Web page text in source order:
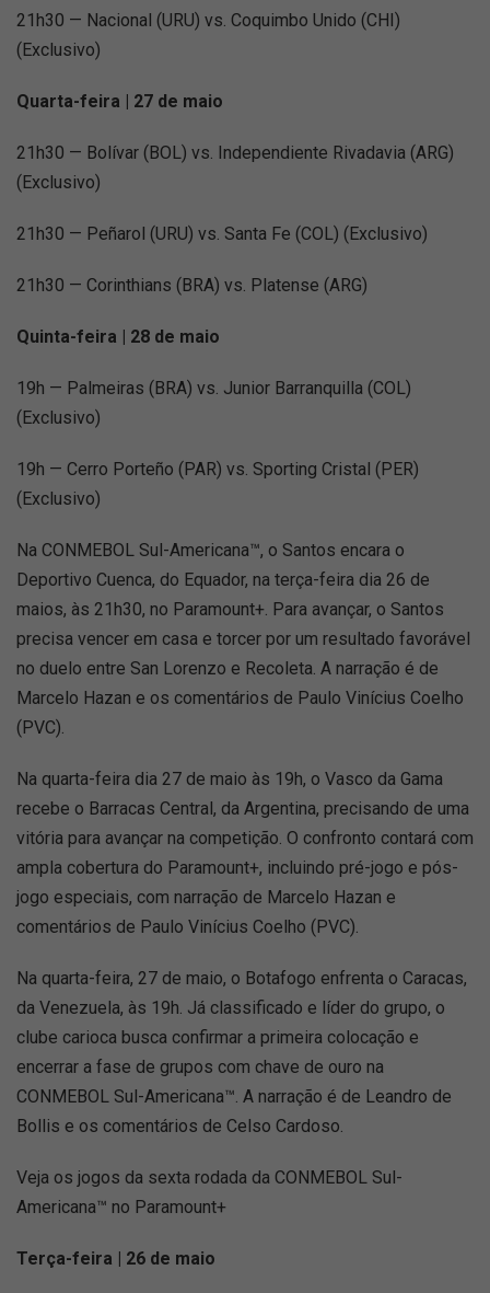
21h30 — Nacional (URU) vs. Coquimbo Unido (CHI)
(Exclusivo)
Quarta-feira | 27 de maio
21h30 — Bolívar (BOL) vs. Independiente Rivadavia (ARG)
(Exclusivo)
21h30 — Peñarol (URU) vs. Santa Fe (COL) (Exclusivo)
21h30 — Corinthians (BRA) vs. Platense (ARG)
Quinta-feira | 28 de maio
19h — Palmeiras (BRA) vs. Junior Barranquilla (COL)
(Exclusivo)
19h — Cerro Porteño (PAR) vs. Sporting Cristal (PER)
(Exclusivo)
Na CONMEBOL Sul-Americana™, o Santos encara o
Deportivo Cuenca, do Equador, na terça-feira dia 26 de
maios, às 21h30, no Paramount+. Para avançar, o Santos
precisa vencer em casa e torcer por um resultado favorável
no duelo entre San Lorenzo e Recoleta. A narração é de
Marcelo Hazan e os comentários de Paulo Vinícius Coelho
(PVC).
Na quarta-feira dia 27 de maio às 19h, o Vasco da Gama
recebe o Barracas Central, da Argentina, precisando de uma
vitória para avançar na competição. O confronto contará com
ampla cobertura do Paramount+, incluindo pré-jogo e pós-
jogo especiais, com narração de Marcelo Hazan e
comentários de Paulo Vinícius Coelho (PVC).
Na quarta-feira, 27 de maio, o Botafogo enfrenta o Caracas,
da Venezuela, às 19h. Já classificado e líder do grupo, o
clube carioca busca confirmar a primeira colocação e
encerrar a fase de grupos com chave de ouro na
CONMEBOL Sul-Americana™. A narração é de Leandro de
Bollis e os comentários de Celso Cardoso.
Veja os jogos da sexta rodada da CONMEBOL Sul-
Americana™ no Paramount+
Terça-feira | 26 de maio